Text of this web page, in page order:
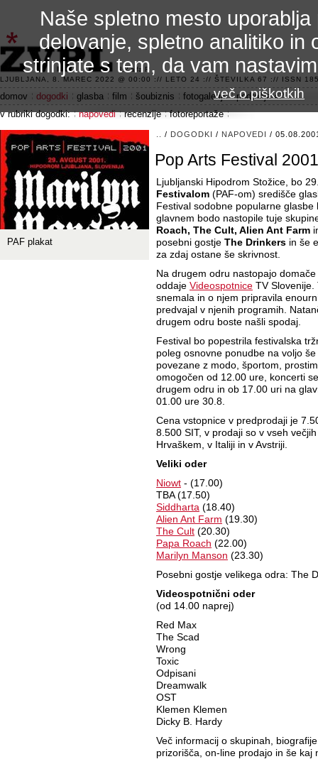
3.2 alfa R
LJUBLJANA, 8. MAREC 2022 @ 00:00 :// LETO 24 :// ŠTEVILKA 67 :// ISSN
domov dogodki glasba film šoubiznis fotogalerije
področje 42
v rubriki dogodki:
napovedi recenzije fotoreportaže
/ DOGODKI / NAPOVEDI /
Pop Arts Festival 2001
Ljubljanski Hipodrom Stožice, bo
Festivalom (PAF-om) središče
Festival sodobne popularne
glavnem bodo nastopile tuje
Roach, The Cult, Alien Ant Farm
posebni gostje The Drinkers in še
za zdaj ostane še skrivnost.
Na drugem odru nastopajo
oddaje Videospotnice TV Slovenije.
snemala in o njem pripravila
predvajal v njenih programih.
drugem odru boste našli spodaj.
Festival bo popestrila festivalska
poleg osnovne ponudbe na voljo
povezane z modo, športom,
omogočen od 12.00 ure, koncerti
drugem odru in ob 17.00 uri na
01.00 ure 30.8.
Cena vstopnice v predprodaji je
8.500 SIT, v prodaji so v vseh
Hrvaškem, v Italiji in v Avstriji.
Veliki oder
Niowt - (17.00)
TBA (17.50)
Siddharta (18.40)
Alien Ant Farm (19.30)
The Cult (20.30)
Papa Roach (22.00)
Marilyn Manson (23.30)
Posebni gostje velikega odra: The
Videospotnični oder
(od 14.00 naprej)
Red Max
The Scad
Wrong
Toxic
Odpisani
Dreamwalk
OST
Klemen Klemen
Dicky B. Hardy
Več informacij o skupinah,
prizorišča, on-line prodajo in še kaj
PAF plakat
Naše spletno mesto
delovanje, spletno analitiko in
strinjate s tem, da vam
več o piškotkih